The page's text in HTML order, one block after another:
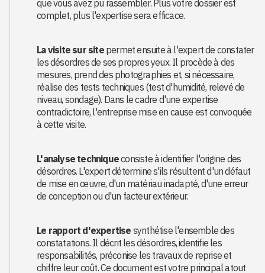
que vous avez pu rassembler. Plus votre dossier est
complet, plus l'expertise sera efficace.
La visite sur sitepermet ensuite à l'expert de constater
les désordres de ses propres yeux. Il procède à des
mesures, prend des photographies et, si nécessaire,
réalise des tests techniques (test d'humidité, relevé de
niveau, sondage). Dans le cadre d'une expertise
contradictoire, l'entreprise mise en cause est convoquée
à cette visite.
L'analyse techniqueconsiste à identifier l'origine des
désordres. L'expert détermine s'ils résultent d'un défaut
de mise en œuvre, d'un matériau inadapté, d'une erreur
de conception ou d'un facteur extérieur.
Le rapport d'expertise synthétise l'ensemble des
constatations. Il décrit les désordres, identifie les
responsabilités, préconise les travaux de reprise et
chiffre leur coût. Ce document est votre principal atout